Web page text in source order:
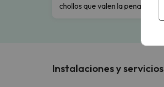
chollos que valen la pena.
Instalaciones y servicios